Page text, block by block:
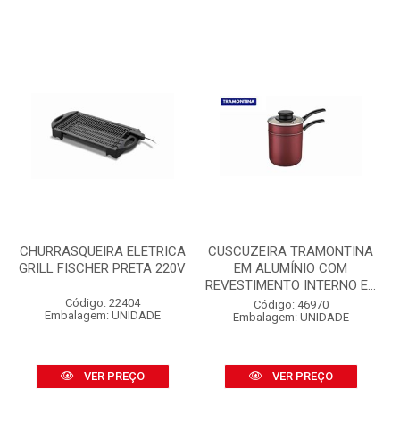
CHURRASQUEIRA ELETRICA
GRILL FISCHER PRETA 220V
Código: 22404
Embalagem: UNIDADE
VER PREÇO
CUSCUZEIRA TRAMONTINA
EM ALUMÍNIO COM
REVESTIMENTO INTERNO E...
Código: 46970
Embalagem: UNIDADE
VER PREÇO